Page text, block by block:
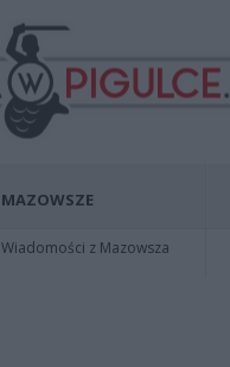
MAZOWSZE
Wiadomości z Mazowsza